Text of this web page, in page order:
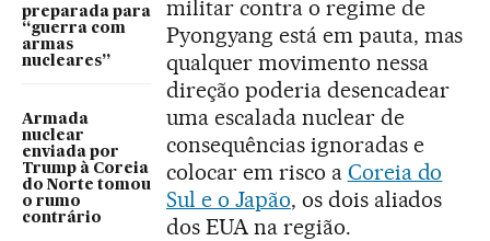
preparada para
“guerra com
armas
nucleares”
Armada
nuclear
enviada por
Trump à Coreia
do Norte tomou
o rumo
contrário
militar contra o regime de
Pyongyang está em pauta, mas
qualquer movimento nessa
direção poderia desencadear
uma escalada nuclear de
consequências ignoradas e
colocar em risco a Coreia do
Sul e o Japão, os dois aliados
dos EUA na região.